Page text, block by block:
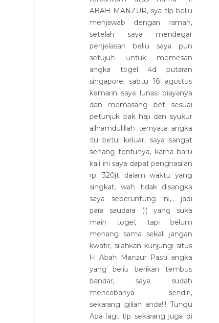
ABAH MANZUR, sya tlp beliu
menjawab dengan ramah,
setelah saya mendegar
penjelasan beliu saya pun
setujuh untuk memesan
angka togel 4d putaran
singapore, sabtu 18 agustus
kemarin saya lunasi biayanya
dan memasang bet sesuai
petunjuk pak haji dan syukur
allhamdulillah ternyata angka
itu betul keluar, saya sangat
senang tentunya, karna baru
kali ini saya dapat penghasilan
rp. 320jt dalam waktu yang
singkat, wah tidak disangka
saya seberuntung ini,.. jadi
para saudara (!) yang suka
main togel, tapi belum
menang sama sekali jangan
kwatir, silahkan kunjungi situs
H Abah Manzur Pasti angka
yang beliu berikan tembus
bandar, saya sudah
mencobanya sendiri,
sekarang gilian anda!!! Tungu
Apa lagi. tlp sekarang juga di